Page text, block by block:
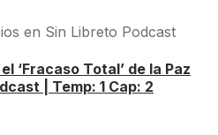
‘Fracaso Total’ de la Paz
| Temp: 1 Cap: 2